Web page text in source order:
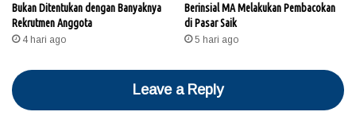
Bukan Ditentukan dengan Banyaknya
Rekrutmen Anggota
4 hari ago
Berinsial MA Melakukan Pembacokan
di Pasar Saik
5 hari ago
Leave a Reply